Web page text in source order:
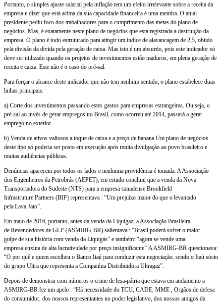
Portanto, o simples ajuste salarial pela inflação tem um efeito irrelevante sobre a receita da
empresa e dizer que está acima da sua capacidade financeira é uma mentira. O atual
presidente pediu foco dos trabalhadores para o cumprimento das metas do plano de
negócios. Mas, é exatamente neste plano de negócios que está registrada a destruição da
empresa. O plano é todo estruturado para atingir um índice de alavancagem de 2,5, obtido
pela divisão da dívida pela geração de caixa. Mas isto é um absurdo, pois este indicador só
deve ser utilizado quando os projetos de investimentos estão maduros, em plena geração de
receita e caixa. Este não é o caso do pré-sal.
Para forçar o alcance deste indicador que não tem nenhum sentido, o plano estabelece duas
linhas principais:
a) Corte dos investimentos passando estes gastos para empresas estrangeiras. Ou seja, o
pré-sal ao invés de gerar empregos no Brasil, como ocorreu até 2014, passará a gerar
emprego no exterior.
b) Venda de ativos valiosos a toque de caixa e a preço de banana Um plano de negócios
deste tipo só poderia ser posto em execução após muita divulgação ao povo brasileiro e
muitas audiências públicas.
Denúncias aparecem por todos os lados e nenhuma providência é tomada. A Associação
dos Engenheiros da Petrobrás (AEPET), em estudo concluiu que a venda da Nova
Transportadora do Sudeste (NTS) para a empresa canadense Brookfield
Infrastruture Partners (BIP) representava : “Um prejuízo maior do que o levantado
pela Lava Jato”.
Em maio de 2016, portanto, antes da venda da Liquigaz, a Associação Brasileira
de Revendedores de GLP (ASMIRG-BR) salientava : “Brasil poderá sofrer o maior
golpe de sua história com venda da Liquigás” e também: “agora se vende uma
empresa enxuta de alta lucratividade por preço insignificante” A ASMIRG-BR questionava:
“O por quê e quem escolheu o Banco Itaú para conduzir esta negociação, sendo o Itaú sócio
do grupo Ultra que representa a Companhia Distribuidora Ultragaz”.
Depois de demonstrar com números o crime de lesa-pátria que estava em andamento a
ASMIRG-BR fez um apelo : “Há necessidade do TCU, CADE, MME , Orgãos de defesa
do consumidor, dos nossos representantes no poder legislativo, dos nossos amigos da